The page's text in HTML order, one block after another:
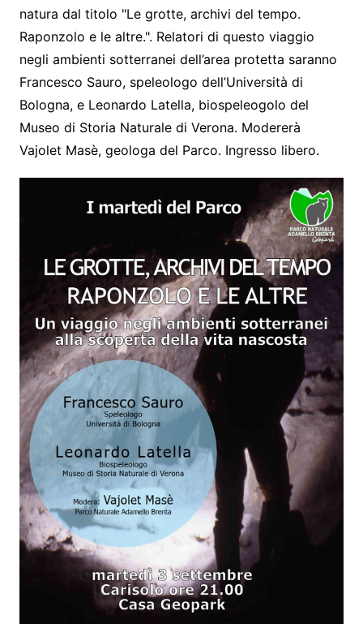
natura dal titolo "Le grotte, archivi del tempo.
Raponzolo e le altre.". Relatori di questo viaggio
negli ambienti sotterranei dell’area protetta saranno
Francesco Sauro, speleologo dell’Università di
Bologna, e Leonardo Latella, biospeleogolo del
Museo di Storia Naturale di Verona. Modererà
Vajolet Masè, geologa del Parco. Ingresso libero.